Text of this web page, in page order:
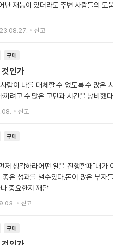
난 재능이 있더라도 주변 사람들의 도
신고
구매
인가
람이 나를 대체할 수 없도록 수 많은
끼려고 수 많은 고민과 시간을 낭비했
신고
구매
저 생각하라어떤 일을 진행할때"내가
은 성과를 낼수있다.돈이 많은 부자
중요한지 깨닫
신고
구매